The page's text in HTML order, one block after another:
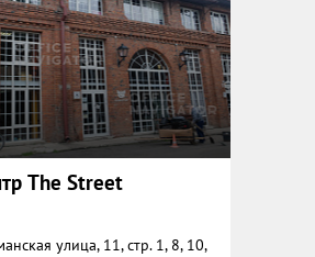
The Street
улица, 11, стр. 1, 8, 10,